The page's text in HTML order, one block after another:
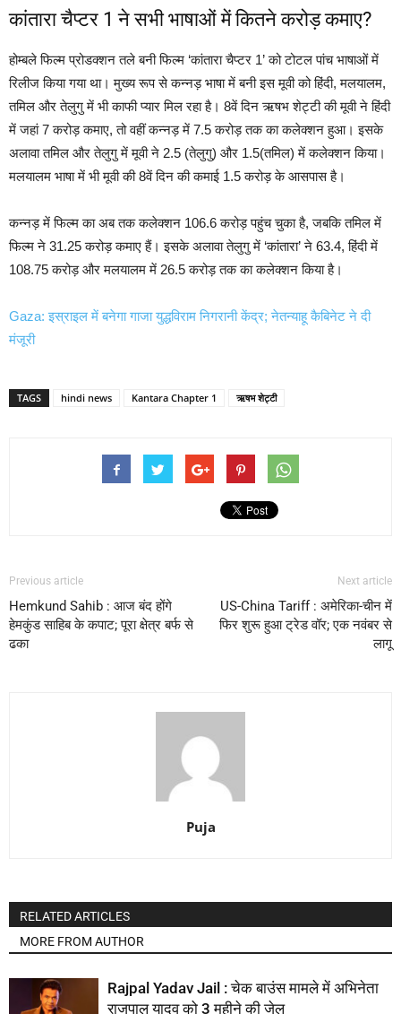
कांतारा चैप्टर 1 ने सभी भाषाओं में कितने करोड़ कमाए?
होम्बले फिल्म प्रोडक्शन तले बनी फिल्म ‘कांतारा चैप्टर 1’ को टोटल पांच भाषाओं में
रिलीज किया गया था। मुख्य रूप से कन्नड़ भाषा में बनी इस मूवी को हिंदी, मलयालम,
तमिल और तेलुगु में भी काफी प्यार मिल रहा है। 8वें दिन ऋषभ शेट्टी की मूवी ने हिंदी
में जहां 7 करोड़ कमाए, तो वहीं कन्नड़ में 7.5 करोड़ तक का कलेक्शन हुआ। इसके
अलावा तमिल और तेलुगु में मूवी ने 2.5 (तेलुगु) और 1.5(तमिल) में कलेक्शन किया।
मलयालम भाषा में भी मूवी की 8वें दिन की कमाई 1.5 करोड़ के आसपास है।
कन्नड़ में फिल्म का अब तक कलेक्शन 106.6 करोड़ पहुंच चुका है, जबकि तमिल में
फिल्म ने 31.25 करोड़ कमाए हैं। इसके अलावा तेलुगु में ‘कांतारा’ ने 63.4, हिंदी में
108.75 करोड़ और मलयालम में 26.5 करोड़ तक का कलेक्शन किया है।
Gaza: इस्राइल में बनेगा गाजा युद्धविराम निगरानी केंद्र; नेतन्याहू कैबिनेट ने दी
मंजूरी
TAGS hindi news Kantara Chapter 1 ऋषभ शेट्टी
Previous article
Hemkund Sahib : आज बंद होंगे
हेमकुंड साहिब के कपाट; पूरा क्षेत्र बर्फ से
ढका
Next article
US-China Tariff : अमेरिका-चीन में
फिर शुरू हुआ ट्रेड वॉर; एक नवंबर से
लागू
Puja
RELATED ARTICLES
MORE FROM AUTHOR
Rajpal Yadav Jail : चेक बाउंस मामले में अभिनेता
राजपाल यादव को 3 महीने की जेल